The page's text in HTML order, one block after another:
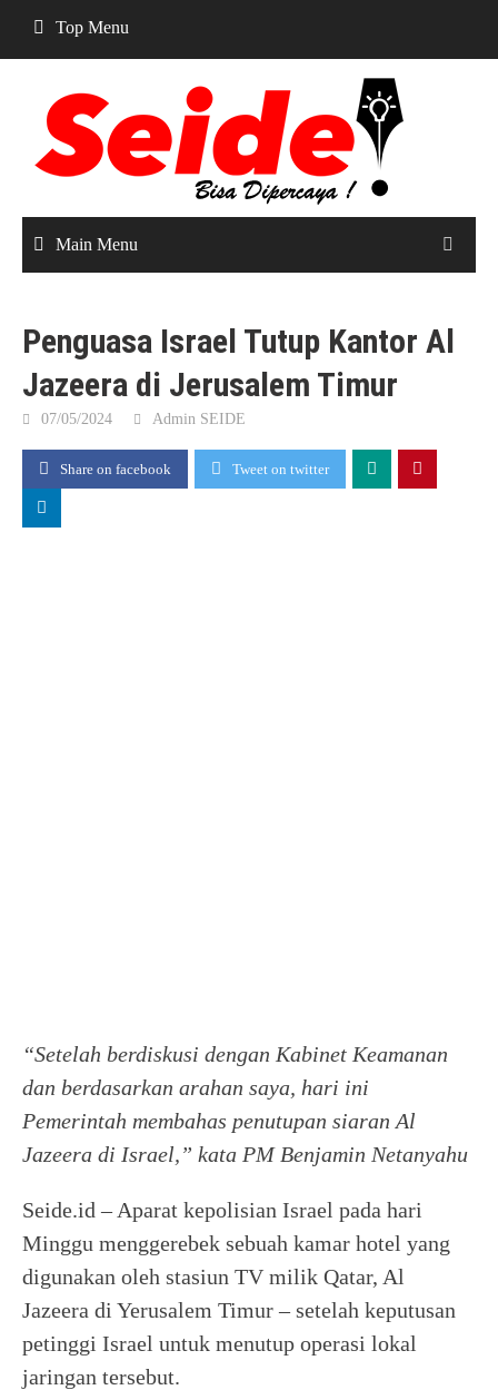
content
Top Menu
Main Menu
Penguasa Israel Tutup Kantor Al
Jazeera di Jerusalem Timur
07/05/2024 Admin SEIDE
Share on facebook Tweet on twitter
“Setelah berdiskusi dengan Kabinet Keamanan
dan berdasarkan arahan saya, hari ini
Pemerintah membahas penutupan siaran Al
Jazeera di Israel,” kata PM Benjamin Netanyahu
Seide.id – Aparat kepolisian Israel pada hari
Minggu menggerebek sebuah kamar hotel yang
digunakan oleh stasiun TV milik Qatar, Al
Jazeera di Yerusalem Timur – setelah keputusan
petinggi Israel untuk menutup operasi lokal
jaringan tersebut.